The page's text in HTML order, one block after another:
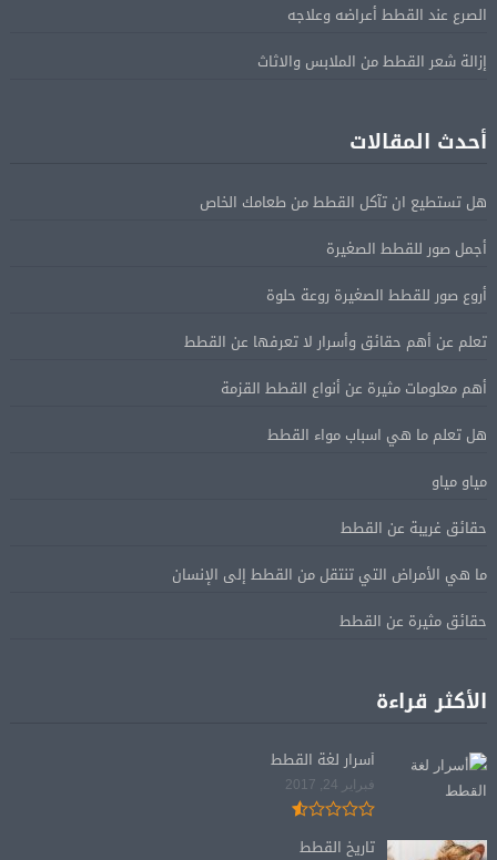
الصرع عند القطط أعراضه وعلاجه
إزالة شعر القطط من الملابس والاثاث
أحدث المقالات
هل تستطيع ان تآكل القطط من طعامك الخاص
أجمل صور للقطط الصغيرة
أروع صور للقطط الصغيرة روعة حلوة
تعلم عن أهم حقائق وأسرار لا تعرفها عن القطط
أهم معلومات مثيرة عن أنواع القطط القزمة
هل تعلم ما هي اسباب مواء القطط
مياو مياو
حقائق غريبة عن القطط
ما هي الأمراض التي تنتقل من القطط إلى الإنسان
حقائق مثيرة عن القطط
الأكثر قراءة
أسرار لغة القطط
فبراير 24, 2017
تاريخ القطط